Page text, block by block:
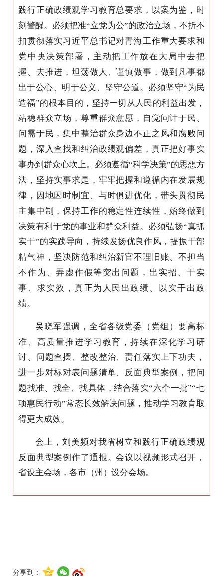
践行正确政绩观学习教育总要求，以案为鉴，时
刻警醒。必须把准“立党为公”的政治立场，不折不
扣贯彻落实习近平总书记对青海工作重大要求和
党中央决策部署，主动把工作放在大局中去把
握、去推进，坦荡做人、谨慎做事，做到凡事都
出于公心、明于公义、坚守公道。必须坚守“为民
造福”的根本目的，坚持一切从人民的利益出发，
站稳群众立场，尊重群众意愿，自觉问计于民、
问需于民，集中整治群众身边不正之风和腐败问
题，深入查找和纠治政绩观偏差，真正把好事实
事办到群众心坎上。必须遵循“科学决策”的思想方
法，坚持实事求是，牢牢把握和遵循内在发展规
律，因地因时制宜、与时俱进优化，带头贯彻民
主集中制，保持工作的稳定性连续性，始终做到
决策有利于党的事业和群众利益。必须弘扬“真抓
实干”的实践导向，持续发扬优良作风，提振干部
精气神，坚决防范和纠治新官不理旧账、不担当
不作为、弄虚作假等突出问题，出实招、干实
事、求实效，真正为人民出政绩、以实干出政
绩。
吴晓军强调，全省各级党委（党组）要高标
准、高质量推进学习教育，持续在深化学习研
讨、问题查摆、整改整治、责任落实上下功夫，
进一步对标对表问题清单、反面典型案例，把问
题找准、找全、找具体，结合落实“六个一批”“七
项惠民行动”常态长效解决问题，推动学习教育取
得更大成效。
会上，刘美频对我省树立和践行正确政绩观
反面典型案例作了通报。会议以视频形式召开，
省设主会场，各市（州）设分会场。
分享到：